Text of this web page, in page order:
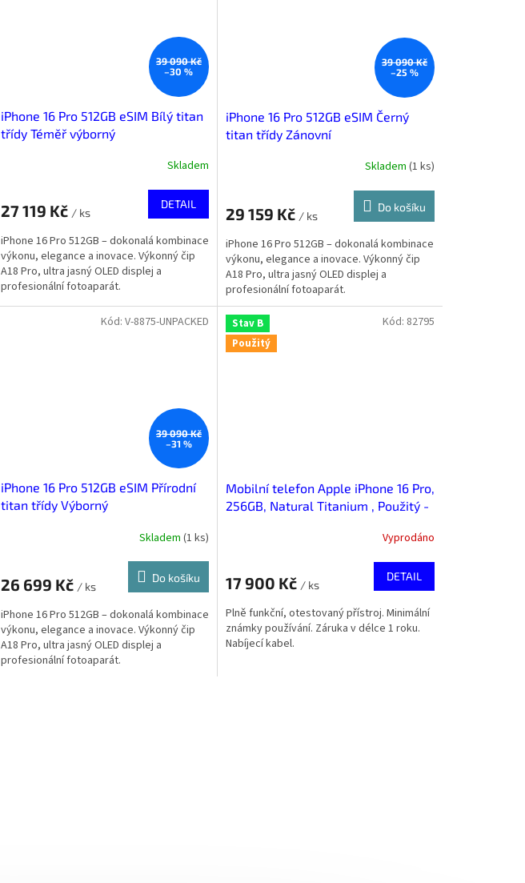
39 090 Kč
–30 %
iPhone 16 Pro 512GB eSIM Bílý titan
třídy Téměř výborný
Skladem
27 119 Kč / ks
DETAIL
iPhone 16 Pro 512GB – dokonalá kombinace
výkonu, elegance a inovace. Výkonný čip
A18 Pro, ultra jasný OLED displej a
profesionální fotoaparát.
39 090 Kč
–25 %
iPhone 16 Pro 512GB eSIM Černý
titan třídy Zánovní
Skladem (1 ks)
29 159 Kč / ks
Do košíku
iPhone 16 Pro 512GB – dokonalá kombinace
výkonu, elegance a inovace. Výkonný čip
A18 Pro, ultra jasný OLED displej a
profesionální fotoaparát.
39 090 Kč
–31 %
iPhone 16 Pro 512GB eSIM Přírodní
titan třídy Výborný
Skladem (1 ks)
26 699 Kč / ks
Do košíku
iPhone 16 Pro 512GB – dokonalá kombinace
výkonu, elegance a inovace. Výkonný čip
A18 Pro, ultra jasný OLED displej a
profesionální fotoaparát.
Kód: V-8875-UNPACKED
Stav B
Použitý
Mobilní telefon Apple iPhone 16 Pro,
256GB, Natural Titanium , Použitý -
Vyprodáno
17 900 Kč / ks
DETAIL
Plně funkční, otestovaný přístroj. Minimální
známky používání. Záruka v délce 1 roku.
Nabíjecí kabel.
Kód: 82795